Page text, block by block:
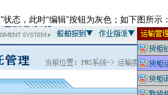
状态，此时“编辑”按钮为灰色；如下图所示：